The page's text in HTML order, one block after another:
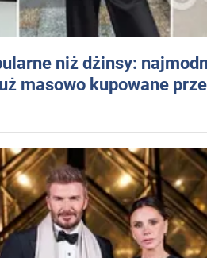
niż dżinsy:
masowo kupowane